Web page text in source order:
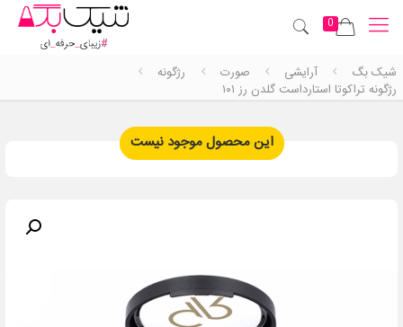
0
شیک بگ آرایشی صورت
رژگونه
رژگونه تراکوتا استارداست گلدن رز ۱۰۱
این محصول موجود نیست